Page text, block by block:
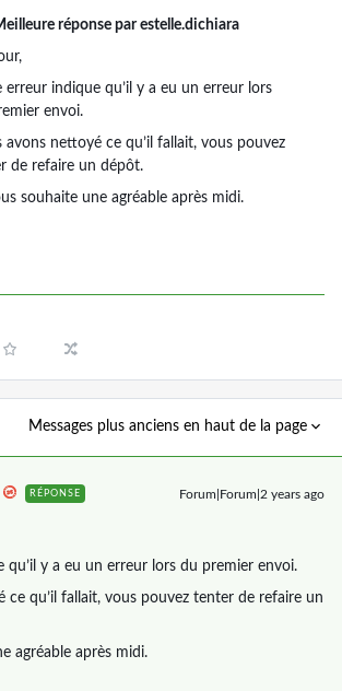
réponse parestelle.dichiara
erreur indique qu’il y a eu un erreur lors
envoi.
avons nettoyé ce qu’il fallait, vous pouvez
de refaire un dépôt.
souhaite une agréable après midi.
Messages plus anciens en haut de la page
RÉPONSE Forum|Forum|2 years ago
qu’il y a eu un erreur lors du premier envoi.
ce qu’il fallait, vous pouvez tenter de refaire un
agréable après midi.